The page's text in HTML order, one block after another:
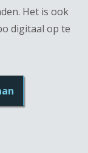
Het is ook
digitaal op te